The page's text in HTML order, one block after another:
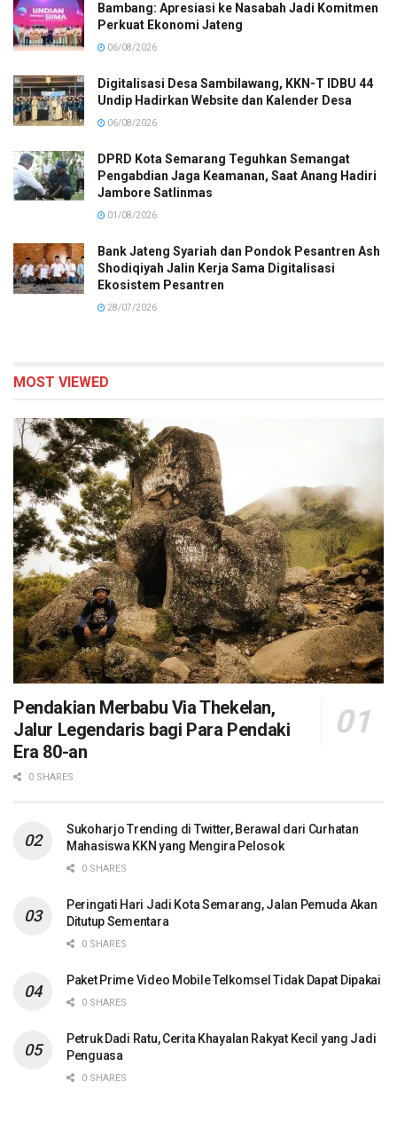
Bambang: Apresiasi ke Nasabah Jadi Komitmen
Perkuat Ekonomi Jateng
06/08/2026
Digitalisasi Desa Sambilawang, KKN-T IDBU 44
Undip Hadirkan Website dan Kalender Desa
06/08/2026
DPRD Kota Semarang Teguhkan Semangat
Pengabdian Jaga Keamanan, Saat Anang Hadiri
Jambore Satlinmas
01/08/2026
Bank Jateng Syariah dan Pondok Pesantren Ash
Shodiqiyah Jalin Kerja Sama Digitalisasi
Ekosistem Pesantren
28/07/2026
MOST VIEWED
Pendakian Merbabu Via Thekelan,
Jalur Legendaris bagi Para Pendaki
Era 80-an
0 SHARES
Sukoharjo Trending di Twitter, Berawal dari Curhatan
Mahasiswa KKN yang Mengira Pelosok
0 SHARES
Peringati Hari Jadi Kota Semarang, Jalan Pemuda Akan
Ditutup Sementara
0 SHARES
Paket Prime Video Mobile Telkomsel Tidak Dapat Dipakai
0 SHARES
Petruk Dadi Ratu, Cerita Khayalan Rakyat Kecil yang Jadi
Penguasa
0 SHARES